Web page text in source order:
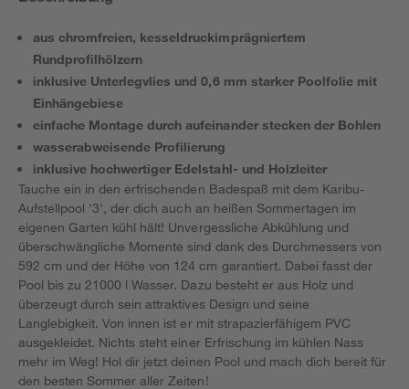
aus chromfreien, kesseldruckimprägniertem
Rundprofilhölzern
inklusive Unterlegvlies und 0,6 mm starker Poolfolie mit
Einhängebiese
einfache Montage durch aufeinander stecken der Bohlen
wasserabweisende Profilierung
inklusive hochwertiger Edelstahl- und Holzleiter
Tauche ein in den erfrischenden Badespaß mit dem Karibu-
Aufstellpool '3', der dich auch an heißen Sommertagen im
eigenen Garten kühl hält! Unvergessliche Abkühlung und
überschwängliche Momente sind dank des Durchmessers von
592 cm und der Höhe von 124 cm garantiert. Dabei fasst der
Pool bis zu 21000 l Wasser. Dazu besteht er aus Holz und
überzeugt durch sein attraktives Design und seine
Langlebigkeit. Von innen ist er mit strapazierfähigem PVC
ausgekleidet. Nichts steht einer Erfrischung im kühlen Nass
mehr im Weg! Hol dir jetzt deinen Pool und mach dich bereit für
den besten Sommer aller Zeiten!